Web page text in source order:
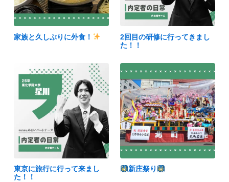
家族と久しぶりに外食！
2回目の研修に行ってきまし
た！！
東京に旅行に行って来まし
た！！
新庄祭り